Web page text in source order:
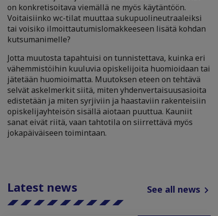
on konkretisoitava viemällä ne myös käytäntöön.
Voitaisiinko wc-tilat muuttaa sukupuolineutraaleiksi
tai voisiko ilmoittautumislomakkeeseen lisätä kohdan
kutsumanimelle?
Jotta muutosta tapahtuisi on tunnistettava, kuinka eri
vähemmistöihin kuuluvia opiskelijoita huomioidaan tai
jätetään huomioimatta. Muutoksen eteen on tehtävä
selvät askelmerkit siitä, miten yhdenvertaisuusasioita
edistetään ja miten syrjiviin ja haastaviin rakenteisiin
opiskelijayhteisön sisällä aiotaan puuttua. Kauniit
sanat eivät riitä, vaan tahtotila on siirrettävä myös
jokapäiväiseen toimintaan.
Latest news See all news